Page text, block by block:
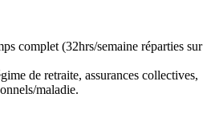
complet (32hrs/semaine réparties sur
de retraite, assurances collectives,
maladie.